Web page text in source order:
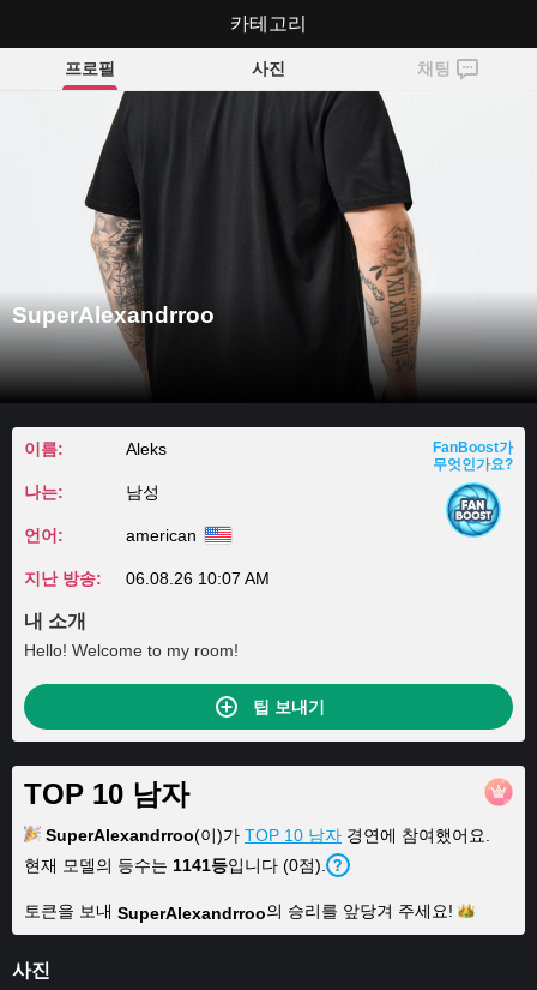
SuperAlexandrroo
프로필 사진 채팅
SuperAlexandrroo
이름: Aleks
나는: 남성
언어: american
지난 방송: 06.08.26 10:07 AM
FanBoost가
무엇인가요?
내 소개
Hello! Welcome to my room!
팁 보내기
TOP 10 남자
SuperAlexandrroo(이)가 TOP 10 남자 경연에 참여했어요.
현재 모델의 등수는 1141등입니다 (0점).
토큰을 보내 SuperAlexandrroo의 승리를 앞당겨 주세요!
사진
카테고리